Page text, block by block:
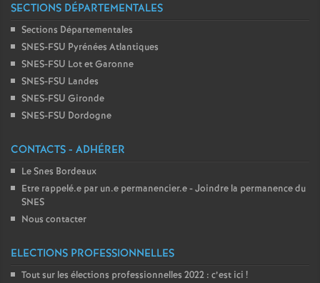
SECTIONS DÉPARTEMENTALES
Sections Départementales
SNES-FSU Pyrénées Atlantiques
SNES-FSU Lot et Garonne
SNES-FSU Landes
SNES-FSU Gironde
SNES-FSU Dordogne
CONTACTS - ADHÉRER
Le Snes Bordeaux
Etre rappelé.e par un.e permanencier.e - Joindre la permanence du
SNES
Nous contacter
ELECTIONS PROFESSIONNELLES
Tout sur les élections professionnelles 2022 : c’est ici !